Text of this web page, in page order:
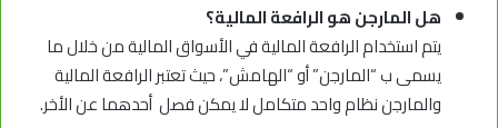
هل المارجن هو الرافعة المالية؟
يتم استخدام الرافعة المالية في الأسواق المالية من خلال ما
يسمى ب “المارجن” أو “الهامش”، حيث تعتبر الرافعة المالية
والمارجن نظام واحد متكامل لا يمكن فصل أحدهما عن الأخر.